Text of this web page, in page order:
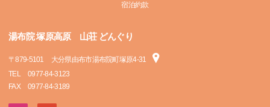
宿泊約款
湯布院 塚原高原 山荘 どんぐり
〒879-5101
大分県由布市湯布院町塚原4-31
TEL
0977-84-3123
FAX
0977-84-3189